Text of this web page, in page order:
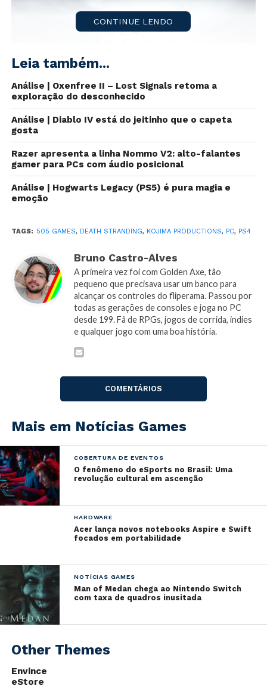
Fonte: Divulgação.
Após diversos rumores, aKojima Productions
anunciou hoje queDeath Strandingserá lançado
paraPCno início do verão no hemisfério norte em
2020, ou seja, a partir de junho. Confira otweet:
Thanks to all of you who have
#DEATHSTRANDING!
DEATH STRANDING release on
PS4 is November 8, 2019!!
Furthermore, KOJIMA
PRODUCTIONS is happy to
announce that DEATH STRANDING
will be coming to PC in early
summer of
#deathstrandingpc
pic.twitter.com/Sk4clWWY1X
— Kojima Productions
(@KojiPro2015_EN)October 28,
2019
Também foi anunciado que
505 Games, mas não foi informado em qual loja
estará disponível. Confira uma declaração (em
tradução livre) de Raffi Galante, CEO e cofundador da
“Nós estamos extremamente
excitados e honrados em
trabalhar com um time
supremamente talentoso da
Death Stranding
mundo.
CONTINUE LENDO
Leia também...
Análise | Oxenfree II – Lost Signals retoma a
exploração do desconhecido
Análise | Diablo IV está do jeitinho que o capeta
gosta
Razer apresenta a linha Nommo V2: alto-falantes
gamer para PCs com áudio posicional
Análise | Hogwarts Legacy (PS5) é pura magia e
emoção
TAGS: 505 GAMES, DEATH STRANDING, KOJIMA PRODUCTIONS, PC, PS4
Bruno Castro-Alves
A primeira vez foi com Golden Axe, tão
pequeno que precisava usar um banco para
alcançar os controles do fliperama. Passou por
todas as gerações de consoles e joga no PC
desde 199. Fã de RPGs, jogos de corrida, indies
e qualquer jogo com uma boa história.
COMENTÁRIOS
Mais em Notícias Games
COBERTURA DE EVENTOS
O fenômeno do eSports no Brasil: Uma
revolução cultural em ascenção
HARDWARE
Acer lança novos notebooks Aspire e Swift
focados em portabilidade
NOTÍCIAS GAMES
Man of Medan chega ao Nintendo Switch
com taxa de quadros inusitada
Other Themes
Envince
eStore